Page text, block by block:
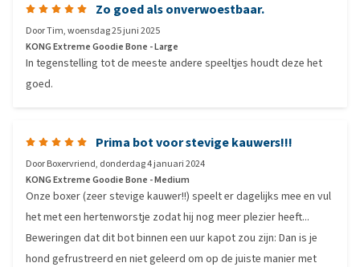
Zo goed als onverwoestbaar.
DoorTim,woensdag 25 juni 2025
KONG Extreme Goodie Bone - Large
In tegenstelling tot de meeste andere speeltjes houdt deze het
goed.
Prima bot voor stevige kauwers!!!
DoorBoxervriend, donderdag 4 januari 2024
KONG Extreme Goodie Bone - Medium
Onze boxer (zeer stevige kauwer!!) speelt er dagelijks mee en vul
het met een hertenworstje zodat hij nog meer plezier heeft...
Beweringen dat dit bot binnen een uur kapot zou zijn: Dan is je
hond gefrustreerd en niet geleerd om op de juiste manier met